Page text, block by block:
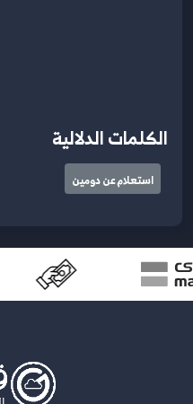
الكلمات الدلالية
استعلام عن دومين